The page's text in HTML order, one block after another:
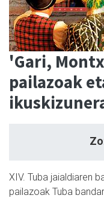
'Gari,
pailazoak
XIV. Tuba jaialdiaren
pailazoak Tuba